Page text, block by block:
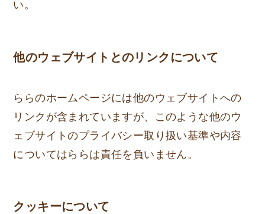
い。
他のウェブサイトとのリンクについて
ららのホームページには他のウェブサイトへの
リンクが含まれていますが、このような他のウ
ェブサイトのプライバシー取り扱い基準や内容
についてはららは責任を負いません。
クッキーについて